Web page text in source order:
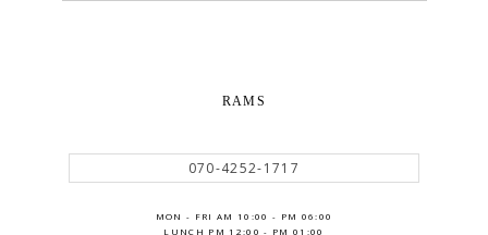
RAMS
070-4252-1717
MON - FRI AM 10:00 - PM 06:00
LUNCH PM 12:00 - PM 01:00